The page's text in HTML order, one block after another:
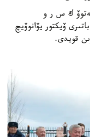
ك س ر و
ۆيكتور يۆانوۆيچ
قويدى.